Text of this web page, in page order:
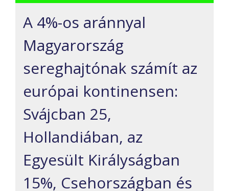
A 4%-os aránnyal
Magyarország
sereghajtónak számít az
európai kontinensen:
Svájcban 25,
Hollandiában, az
Egyesült Királyságban
15%, Csehországban és